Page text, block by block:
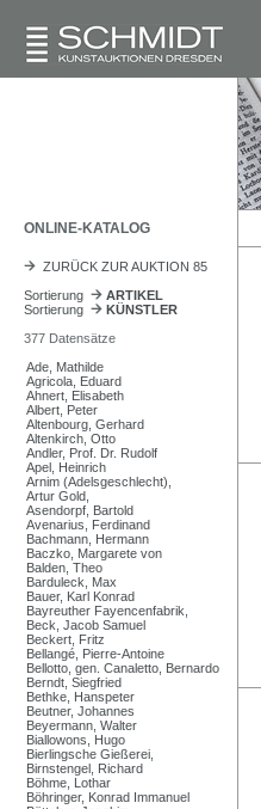
ONLINE-KATALOG
ZURÜCK ZUR AUKTION 85
Sortierung
ARTIKEL
Sortierung
KÜNSTLER
377 Datensätze
Ade, Mathilde
Agricola, Eduard
Ahnert, Elisabeth
Albert, Peter
Altenbourg, Gerhard
Altenkirch, Otto
Andler, Prof. Dr. Rudolf
Apel, Heinrich
Arnim (Adelsgeschlecht),
Artur Gold,
Asendorpf, Bartold
Avenarius, Ferdinand
Bachmann, Hermann
Baczko, Margarete von
Balden, Theo
Barduleck, Max
Bauer, Karl Konrad
Bayreuther Fayencenfabrik,
Beck, Jacob Samuel
Beckert, Fritz
Bellangé, Pierre-Antoine
Bellotto, gen. Canaletto, Bernardo
Berndt, Siegfried
Bethke, Hanspeter
Beutner, Johannes
Beyermann, Walter
Biallowons, Hugo
Bierlingsche Gießerei,
Birnstengel, Richard
Böhme, Lothar
Böhringer, Konrad Immanuel